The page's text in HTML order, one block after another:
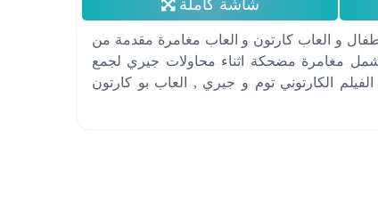
شاشة كاملة
2016 لعبة من العاب اطفال و العاب كارتون و العاب مغامرة مقدمة من
مغامرة مضحكة اثناء محاولات جيري لجمع
الكارتوني توم و جيري , العاب بو كارتون